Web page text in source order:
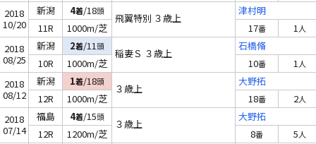
2018
10/20
新潟 4着/18頭
飛翼特別 ３歳上
津村明
11R
1000m/芝 17番 1人
2018
08/25
新潟 2着/11頭
稲妻Ｓ ３歳上
石橋脩
10R
1000m/芝 10番 1人
2018
08/12
新潟 1着/18頭
３歳上
大野拓
12R
1000m/芝 18番 2人
2018
07/14
福島 4着/15頭
３歳上
大野拓
12R
1200m/芝 8番 5人